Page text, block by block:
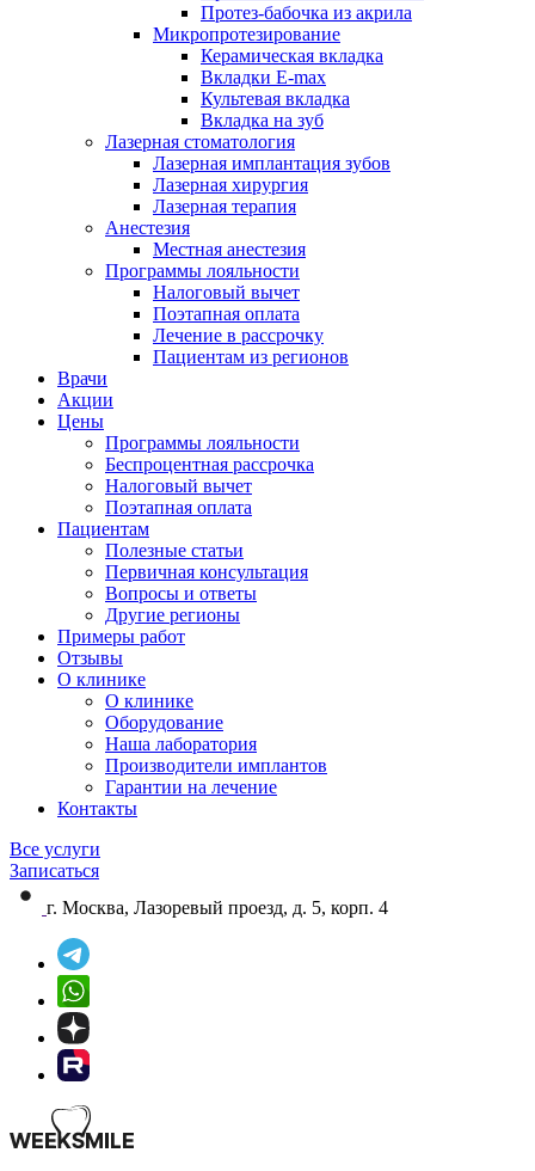
Протез-бабочка из акрила
Микропротезирование
Керамическая вкладка
Вкладки E-max
Культевая вкладка
Вкладка на зуб
Лазерная стоматология
Лазерная имплантация зубов
Лазерная хирургия
Лазерная терапия
Анестезия
Местная анестезия
Программы лояльности
Налоговый вычет
Поэтапная оплата
Лечение в рассрочку
Пациентам из регионов
Врачи
Акции
Цены
Программы лояльности
Беспроцентная рассрочка
Налоговый вычет
Поэтапная оплата
Пациентам
Полезные статьи
Первичная консультация
Вопросы и ответы
Другие регионы
Примеры работ
Отзывы
О клинике
О клинике
Оборудование
Наша лаборатория
Производители имплантов
Гарантии на лечение
Контакты
Все услуги
Записаться
г. Москва, Лазоревый проезд, д. 5, корп. 4